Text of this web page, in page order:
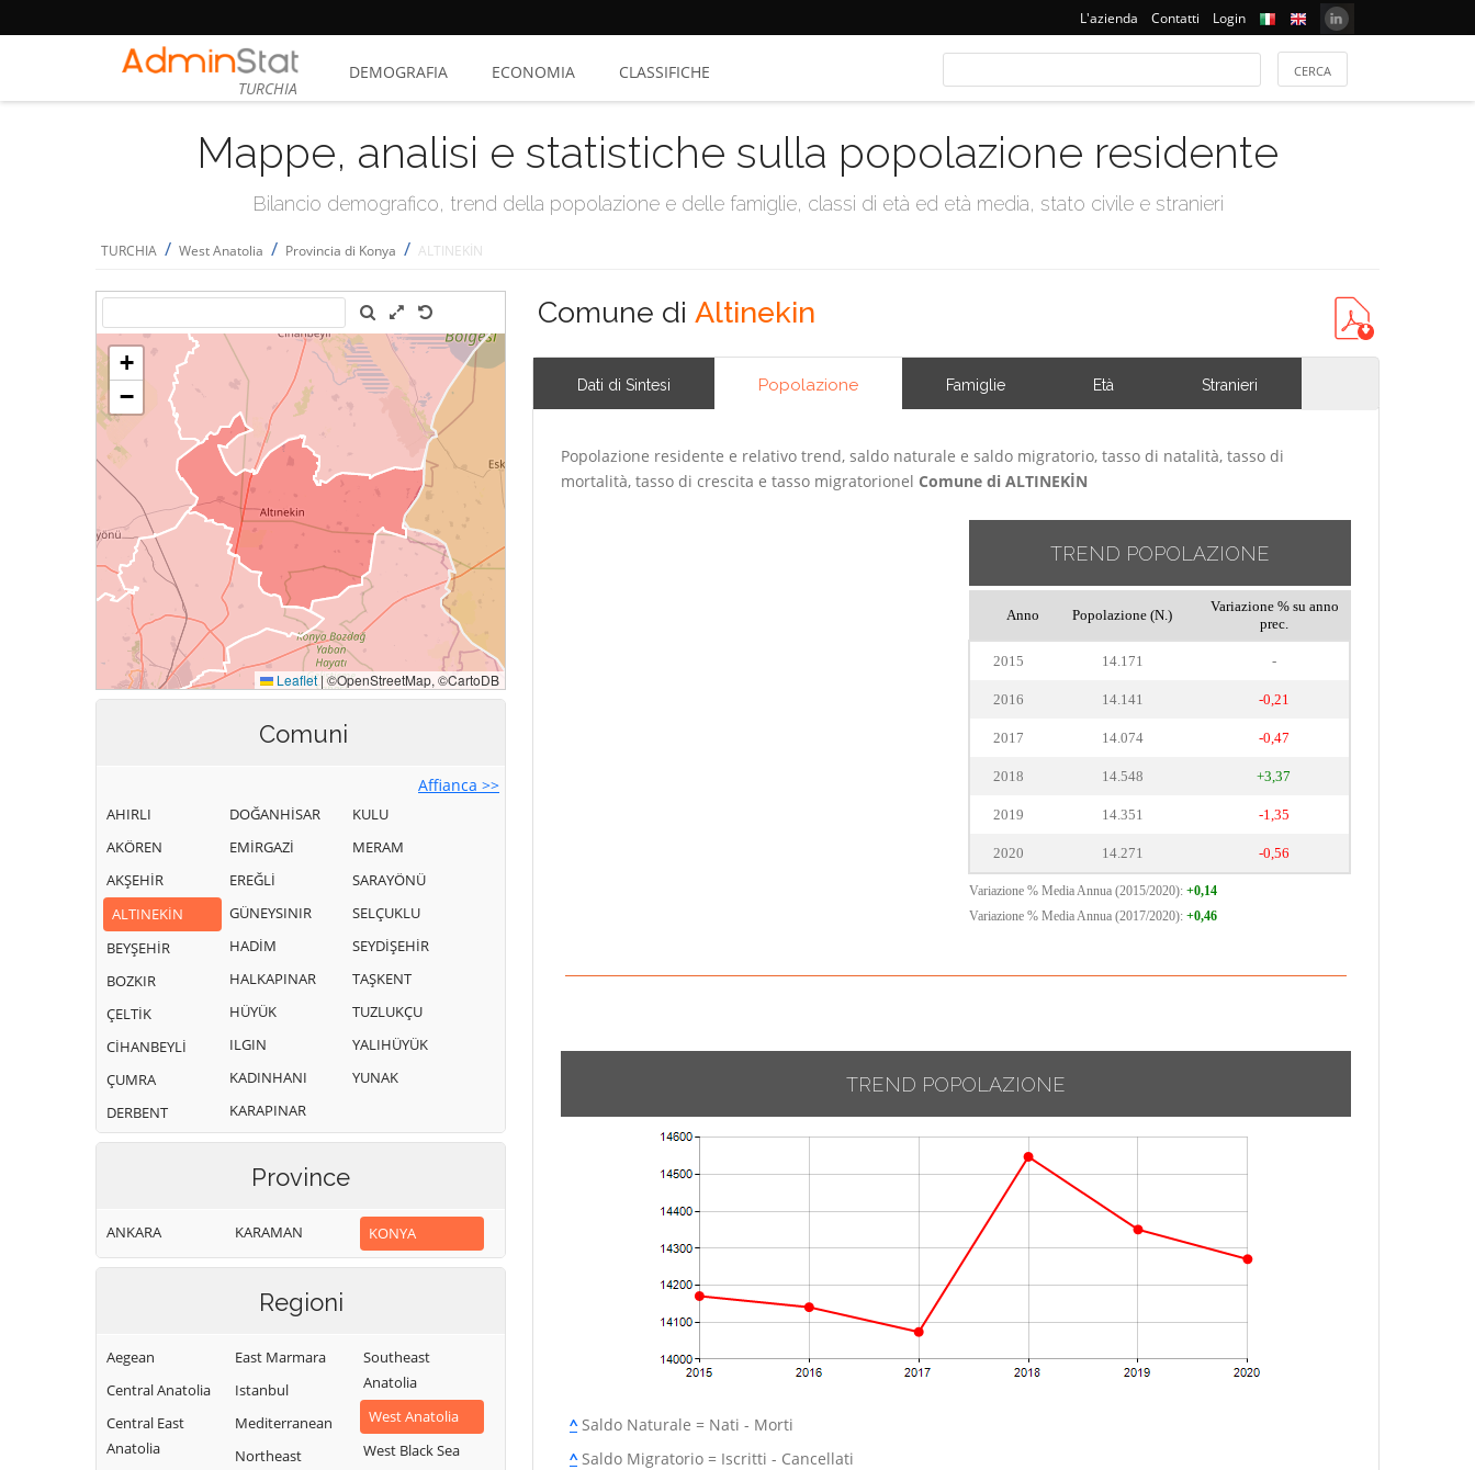
L'azienda Contatti Login
TURCHIA
DEMOGRAFIA ECONOMIA CLASSIFICHE
Mappe, analisi e statistiche sulla popolazione residente
Bilancio demografico, trend della popolazione e delle famiglie, classi di età ed età media, stato civile e stranieri
TURCHIA / West Anatolia / Provincia di Konya / ALTINEKİN
Comuni
Affianca >>
AHIRLI
AKÖREN
AKŞEHİR
ALTINEKİN
BEYŞEHİR
BOZKIR
ÇELTİK
CİHANBEYLİ
ÇUMRA
DERBENT
DEREBUCAK
DOĞANHİSAR
EMİRGAZİ
EREĞLİ
GÜNEYSINIR
HADİM
HALKAPINAR
HÜYÜK
ILGIN
KADINHANI
KARAPINAR
KARATAY
KULU
MERAM
SARAYÖNÜ
SELÇUKLU
SEYDİŞEHİR
TAŞKENT
TUZLUKÇU
YALIHÜYÜK
YUNAK
Province
ANKARA KARAMAN KONYA
Regioni
Aegean
Central Anatolia
Central East
Anatolia
East Marmara
Istanbul
Mediterranean
Northeast
Southeast
Anatolia
West Anatolia
West Black Sea
Comune di Altinekin
Dati di Sintesi Popolazione Famiglie Età Stranieri
Popolazione residente e relativo trend, saldo naturale e saldo migratorio, tasso di natalità, tasso di
mortalità, tasso di crescita e tasso migratorionel Comune di ALTINEKİN
TREND POPOLAZIONE
Anno Popolazione (N.)
Variazione % su anno
prec.
2015 14.171 -
2016 14.141 -0,21
2017 14.074 -0,47
2018 14.548 +3,37
2019 14.351 -1,35
2020 14.271 -0,56
Variazione % Media Annua (2015/2020): +0,14
Variazione % Media Annua (2017/2020): +0,46
TREND POPOLAZIONE
^Saldo Naturale = Nati - Morti
^Saldo Migratorio = Iscritti - Cancellati